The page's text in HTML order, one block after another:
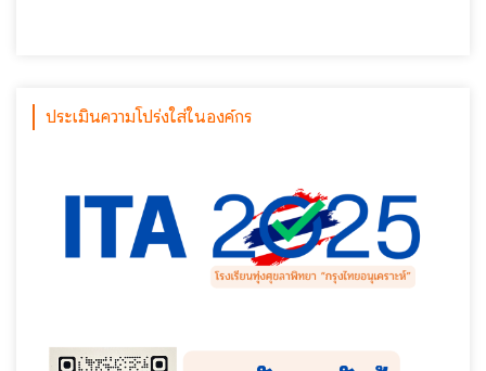
ประเมินความโปร่งใส่ในองค์กร